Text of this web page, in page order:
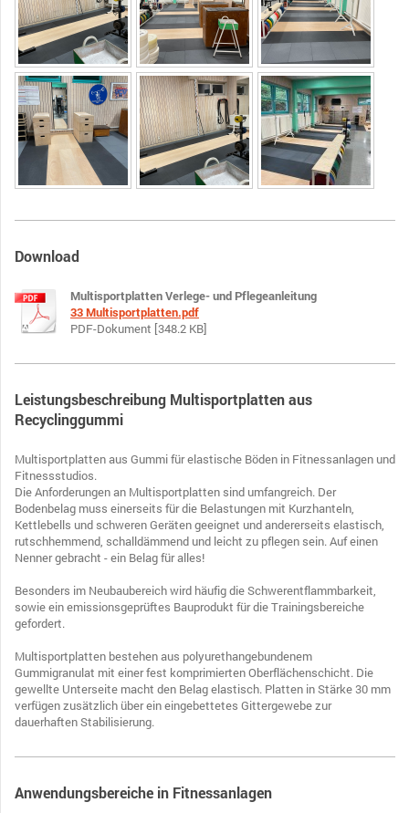
Download
Multisportplatten Verlege- und Pflegeanleitung
33 Multisportplatten.pdf
PDF-Dokument [348.2 KB]
Leistungsbeschreibung Multisportplatten aus
Recyclinggummi
Multisportplatten aus Gummi für elastische Böden in Fitnessanlagen und
Fitnessstudios.
Die Anforderungen an Multisportplatten sind umfangreich. Der
Bodenbelag muss einerseits für die Belastungen mit Kurzhanteln,
Kettlebells und schweren Geräten geeignet und andererseits elastisch,
rutschhemmend, schalldämmend und leicht zu pflegen sein. Auf einen
Nenner gebracht - ein Belag für alles!
Besonders im Neubaubereich wird häufig die Schwerentflammbarkeit,
sowie ein emissionsgeprüftes Bauprodukt für die Trainingsbereiche
gefordert.
Multisportplatten bestehen aus polyurethangebundenem
Gummigranulat mit einer fest komprimierten Oberflächenschicht. Die
gewellte Unterseite macht den Belag elastisch. Platten in Stärke 30 mm
verfügen zusätzlich über ein eingebettetes Gittergewebe zur
dauerhaften Stabilisierung.
Anwendungsbereiche in Fitnessanlagen